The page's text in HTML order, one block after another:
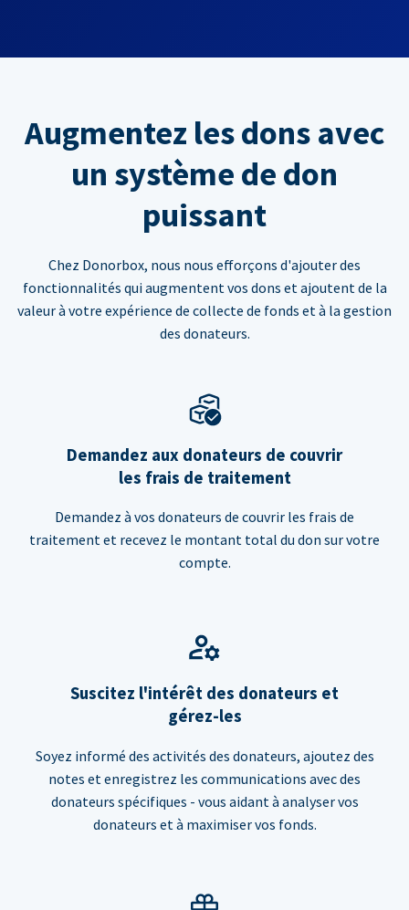
Augmentez les dons avec
un système de don
puissant
Chez Donorbox, nous nous efforçons d'ajouter des
fonctionnalités qui augmentent vos dons et ajoutent de la
valeur à votre expérience de collecte de fonds et à la gestion
des donateurs.
Demandez aux donateurs de couvrir
les frais de traitement
Demandez à vos donateurs de couvrir les frais de
traitement et recevez le montant total du don sur votre
compte.
Suscitez l'intérêt des donateurs et
gérez-les
Soyez informé des activités des donateurs, ajoutez des
notes et enregistrez les communications avec des
donateurs spécifiques - vous aidant à analyser vos
donateurs et à maximiser vos fonds.